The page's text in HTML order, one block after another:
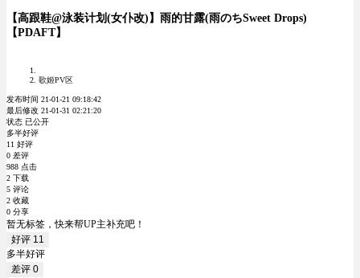
【高跟鞋@泳装计划(女仆改)】雨的甘露(雨のちSweet Drops)
【PDAFT】
歌姬PV区
发布时间 21-01-21 09:18:42
最后修改 21-01-31 02:21:20
状态 已公开
多半好评
11 好评
0 差评
988 点击
2 下载
5 评论
2 收藏
0 分享
暂无标签，快来帮UP主补充吧！
好评 11
多半好评
差评 0